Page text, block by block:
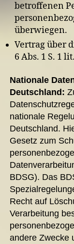
betroffenen
überwiegen.
Vertrag über
6 Abs. 1 S. 1
Nationale
Deutschland:
nationale
Deutschland.
Gesetz zum
BDSG). Das
Recht auf
Verarbeitung
andere Zwecke